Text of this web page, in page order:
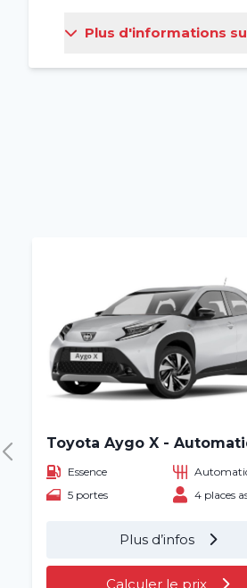
Plus d'informations
Toyota Aygo X -
Essence
5 portes
4 places
Plus d’infos
Calculer le prix